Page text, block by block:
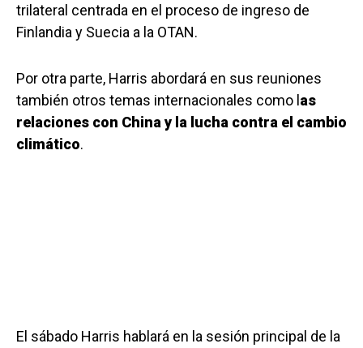
trilateral centrada en el proceso de ingreso de
Finlandia y Suecia a la OTAN.
Por otra parte, Harris abordará en sus reuniones
también otros temas internacionales como las
relaciones con China y la lucha contra el cambio
climático.
El sábado Harris hablará en la sesión principal de la